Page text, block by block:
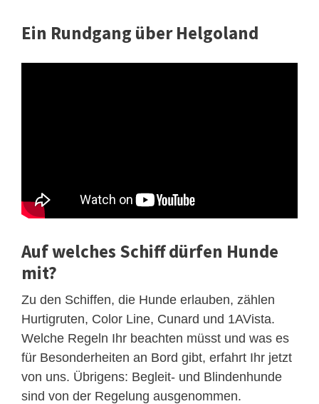
Ein Rundgang über Helgoland
Auf welches Schiff dürfen Hunde
mit?
Zu den Schiffen, die Hunde erlauben, zählen
Hurtigruten, Color Line, Cunard und 1AVista.
Welche Regeln Ihr beachten müsst und was es
für Besonderheiten an Bord gibt, erfahrt Ihr jetzt
von uns. Übrigens: Begleit- und Blindenhunde
sind von der Regelung ausgenommen.